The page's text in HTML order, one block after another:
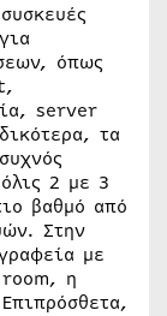
όπως
server
τα
2 με 3
βαθμό από
Στην
με
η